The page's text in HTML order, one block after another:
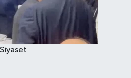
Siyaset